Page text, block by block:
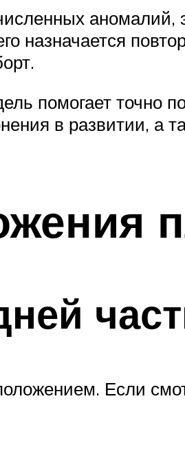
аномалий,
назначается
помогает точно
в развитии, а
Если